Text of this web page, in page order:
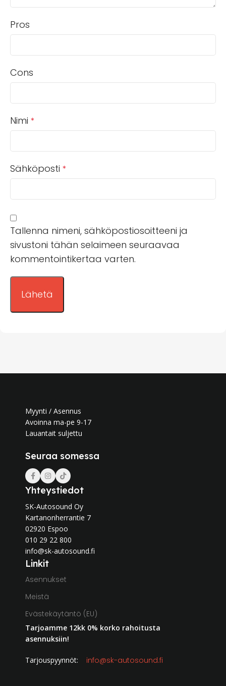
Pros
Cons
Nimi *
Sähköposti *
Tallenna nimeni, sähköpostiosoitteeni ja
sivustoni tähän selaimeen seuraavaa
kommentointikertaa varten.
Myynti / Asennus
Avoinna ma-pe 9-17
Lauantait suljettu
Seuraa somessa
Yhteystiedot
SK-Autosound Oy
Kartanonherrantie 7
02920 Espoo
010 29 22 800
info@sk-autosound.fi
Linkit
Asennukset
Meistä
Evästekäytäntö (EU)
Tarjoamme 12kk 0% korko rahoitusta
asennuksiin!
Tarjouspyynnöt: info@sk-autosound.fi